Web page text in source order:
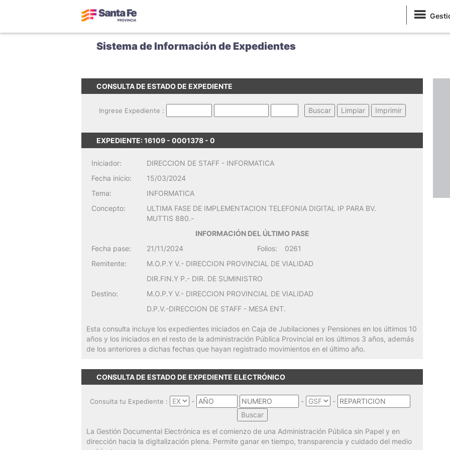
Sistema de Información de Expedientes
CONSULTA DE ESTADO DE EXPEDIENTE
Ingrese Expediente :
EXPEDIENTE: 16109 - 0001378 - 0
Iniciador:
DIRECCION DE STAFF - INFORMATICA
Fecha inicio:
15/03/2024
Tema:
INFORMATICA
Concepto:
ULTIMA FASE DE IMPLEMENTACION TELEFONIA DIGITAL IP PARA BV.
MUTTIS 880.-
INFORMACIÓN DEL ÚLTIMO PASE
Fecha pase:
21/11/2024 Folios:
0261
Remitente:
M.O.P.Y V.- DIRECCION PROVINCIAL DE VIALIDAD
DIR.FIN.Y P.- DIR. DE SUMINISTRO
Destino:
M.O.P.Y V.- DIRECCION PROVINCIAL DE VIALIDAD
D.P.V.-DIRECCION DE STAFF - MESA ENT.
Esta consulta incluye los expedientes iniciados en Caja de Jubilaciones y Pensiones en los últimos 10
años y los iniciados en el resto de la administración Pública Provincial en los últimos 3 años, además
de los anteriores a dichas fechas que hayan registrado movimientos en el último año.
CONSULTA DE ESTADO DE EXPEDIENTE ELECTRÓNICO
Consulta tu Expediente : - - -
La Gestión Documental Electrónica es el comienzo de una Administración Pública sin Papel y en
dirección hacia la digitalización plena. Permite ganar en tiempo, transparencia y cuidado del medio